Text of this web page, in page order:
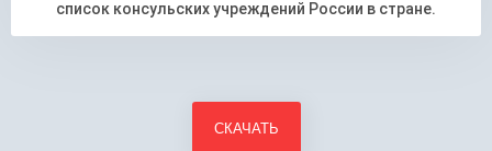
список консульских учреждений России в стране.